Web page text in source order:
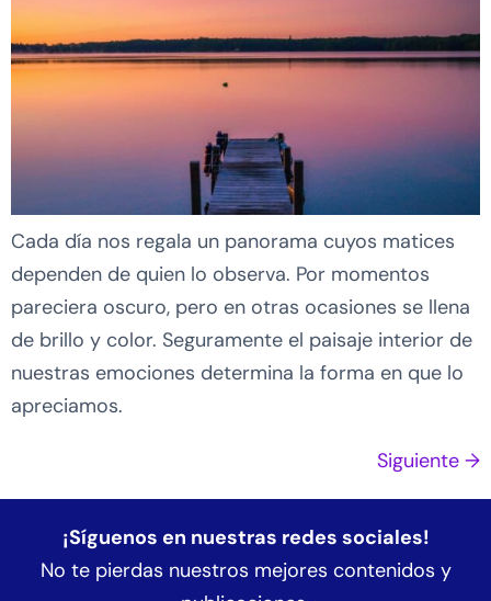
Cada día nos regala un panorama cuyos matices
dependen de quien lo observa. Por momentos
pareciera oscuro, pero en otras ocasiones se llena
de brillo y color. Seguramente el paisaje interior de
nuestras emociones determina la forma en que lo
apreciamos.
Siguiente →
¡Síguenos en nuestras redes sociales!
No te pierdas nuestros mejores contenidos y